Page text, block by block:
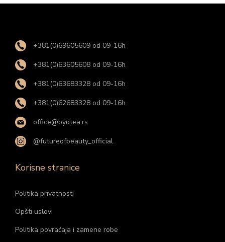
+381(0)69605609 od 09-16h
+381(0)63605608 od 09-16h
+381(0)63683328 od 09-16h
+381(0)62683328 od 09-16h
office@byotea.rs
@futureofbeauty_official
Korisne stranice
Politika privatnosti
Opšti uslovi
Politika povraćaja i zamene robe